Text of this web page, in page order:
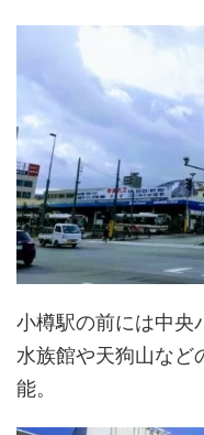
小樽駅の前には中央
水族館や天狗山など
能。